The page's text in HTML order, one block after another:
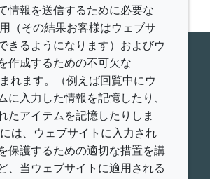
家にお問い合わせくだ
さい
が世界的にリードする、ヒトおよび
剤、ワクチンアジュバント、高機能
お問合せをお待ちしております。
開始
情報を送信するために必要な
（その結果お客様はウェブサ
きるようになります）およびウ
作成するための不可欠な
れます。（例えば回覧中にウ
に入力した情報を記憶したり、
たアイテムを記憶したりしま
は、ウェブサイトに入力され
保護するための適切な措置を講
、当ウェブサイトに適用される